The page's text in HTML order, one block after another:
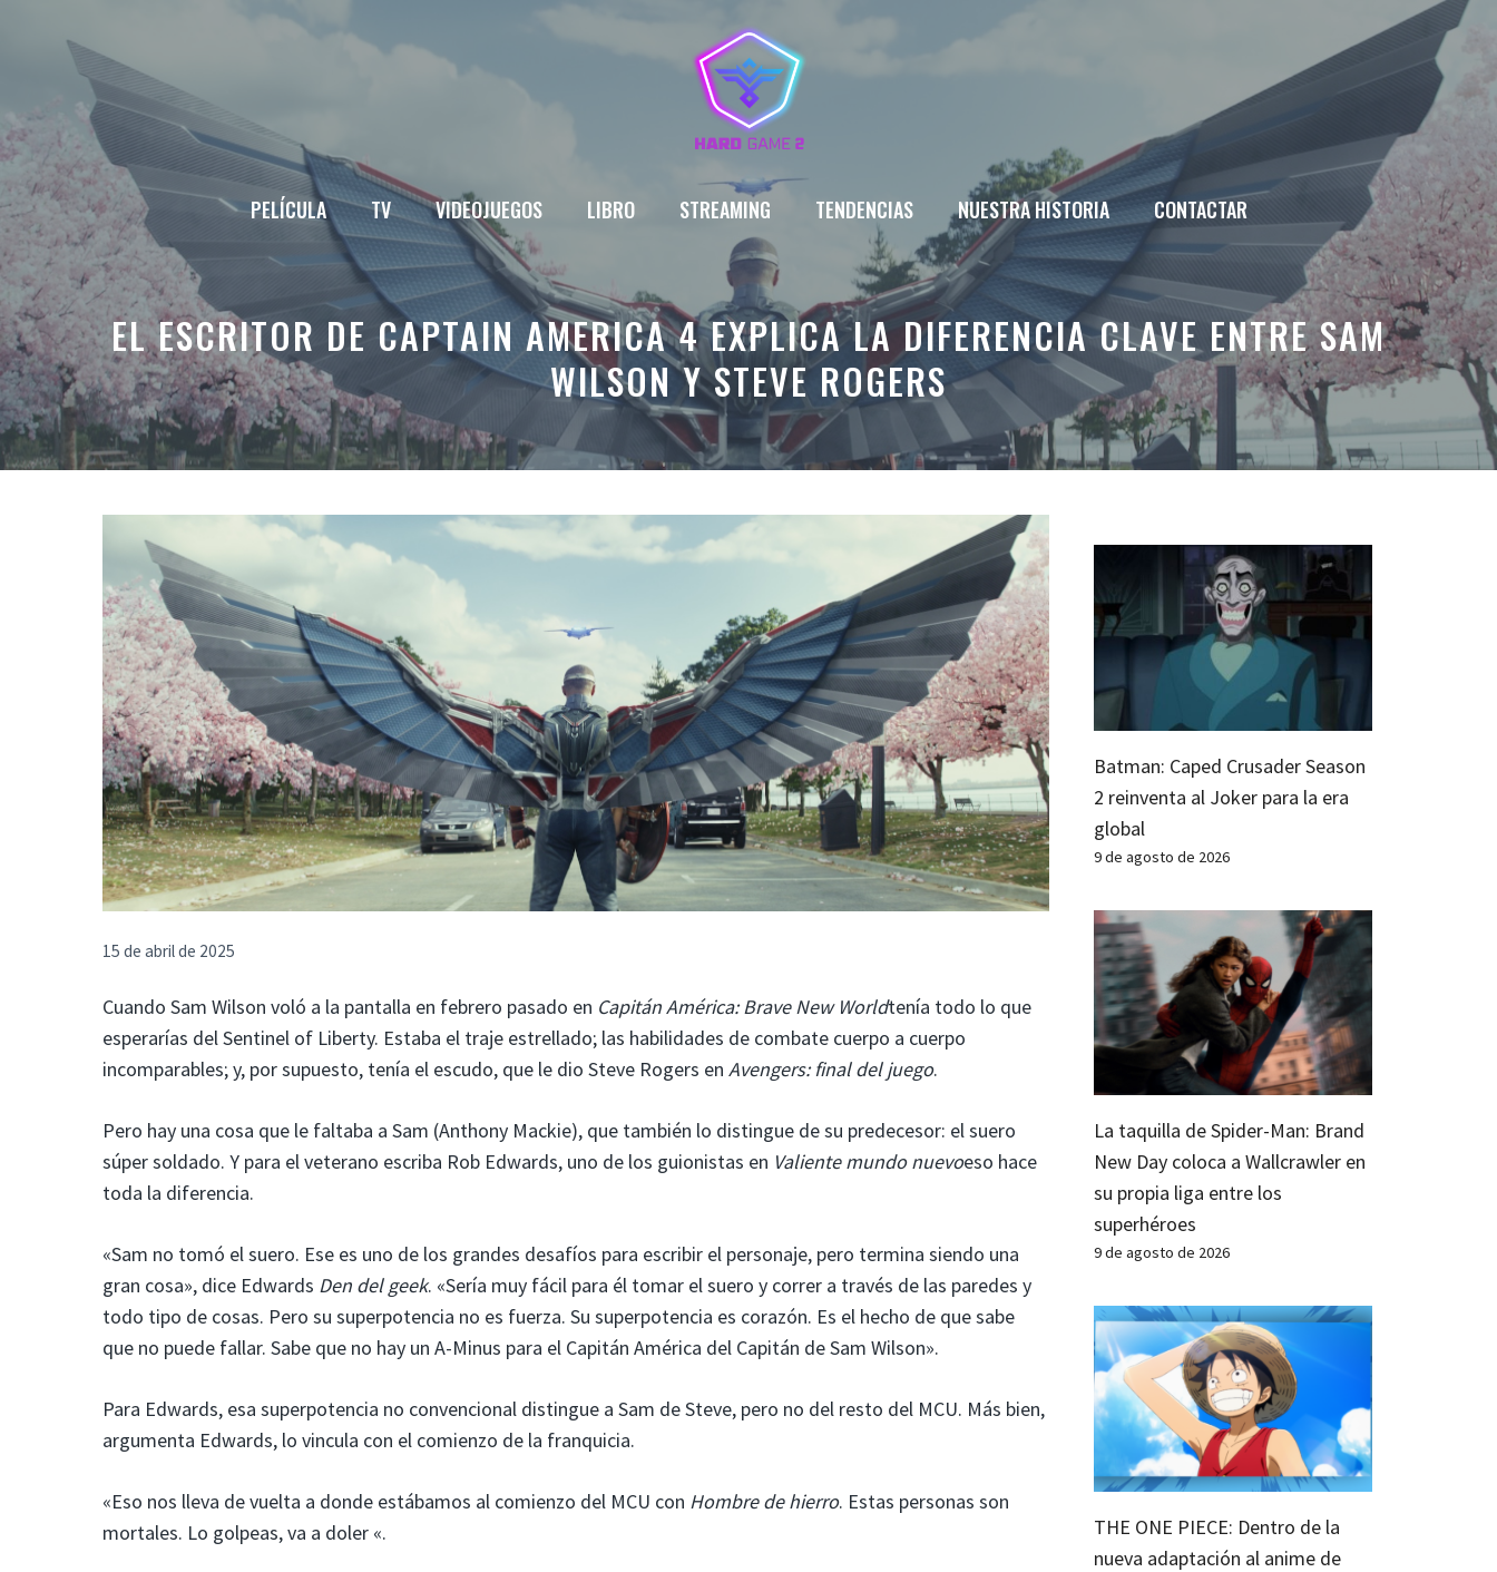
contenido
PELÍCULA TV VIDEOJUEGOS LIBRO STREAMING TENDENCIAS NUESTRA HISTORIA CONTACTAR
EL ESCRITOR DE CAPTAIN AMERICA 4 EXPLICA LA DIFERENCIA CLAVE ENTRE SAM
WILSON Y STEVE ROGERS
15 de abril de 2025
Cuando Sam Wilson voló a la pantalla en febrero pasado en Capitán América: Brave New Worldtenía todo lo que
esperarías del Sentinel of Liberty. Estaba el traje estrellado; las habilidades de combate cuerpo a cuerpo
incomparables; y, por supuesto, tenía el escudo, que le dio Steve Rogers en Avengers: final del juego.
Pero hay una cosa que le faltaba a Sam (Anthony Mackie), que también lo distingue de su predecesor: el suero
súper soldado. Y para el veterano escriba Rob Edwards, uno de los guionistas en Valiente mundo nuevoeso hace
toda la diferencia.
«Sam no tomó el suero. Ese es uno de los grandes desafíos para escribir el personaje, pero termina siendo una
gran cosa», dice Edwards Den del geek. «Sería muy fácil para él tomar el suero y correr a través de las paredes y
todo tipo de cosas. Pero su superpotencia no es fuerza. Su superpotencia es corazón. Es el hecho de que sabe
que no puede fallar. Sabe que no hay un A-Minus para el Capitán América del Capitán de Sam Wilson».
Para Edwards, esa superpotencia no convencional distingue a Sam de Steve, pero no del resto del MCU. Más bien,
argumenta Edwards, lo vincula con el comienzo de la franquicia.
«Eso nos lleva de vuelta a donde estábamos al comienzo del MCU con Hombre de hierro. Estas personas son
mortales. Lo golpeas, va a doler «.
Batman: Caped Crusader Season
2 reinventa al Joker para la era
global
9 de agosto de 2026
La taquilla de Spider-Man: Brand
New Day coloca a Wallcrawler en
su propia liga entre los
superhéroes
9 de agosto de 2026
THE ONE PIECE: Dentro de la
nueva adaptación al anime de